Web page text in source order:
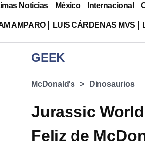
Noticias México Internacional
AMPARO LUIS CÁRDENAS MVS
GEEK
McDonald's Dinosaurios
Jurassic
Feliz de